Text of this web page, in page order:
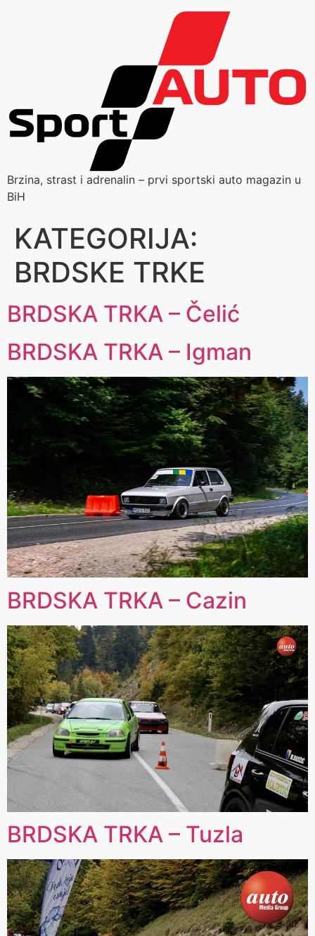
Brzina, strast i adrenalin – prvi sportski auto magazin u
BiH
KATEGORIJA:
BRDSKE TRKE
BRDSKA TRKA – Čelić
BRDSKA TRKA – Igman
BRDSKA TRKA – Cazin
BRDSKA TRKA – Tuzla